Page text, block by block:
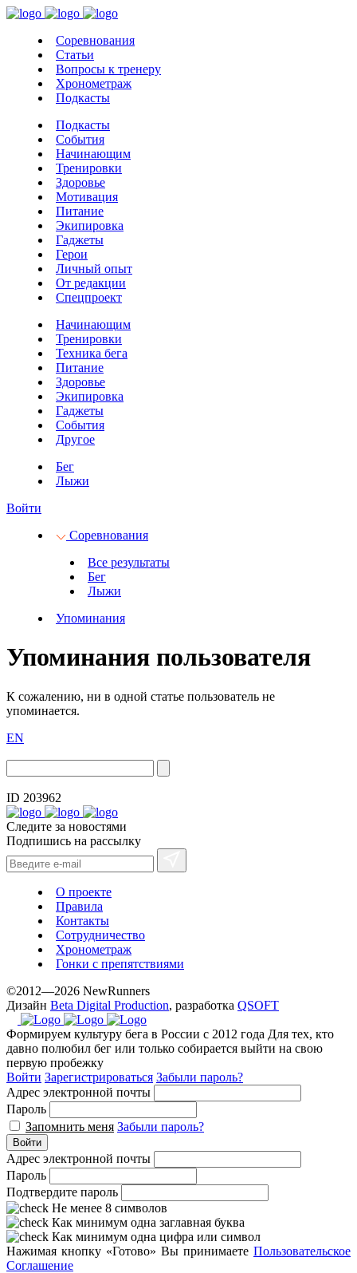
Соревнования
Статьи
Вопросы к тренеру
Хронометраж
Подкасты
Подкасты
События
Начинающим
Тренировки
Здоровье
Мотивация
Питание
Экипировка
Гаджеты
Герои
Личный опыт
От редакции
Спецпроект
Начинающим
Тренировки
Техника бега
Питание
Здоровье
Экипировка
Гаджеты
События
Другое
Бег
Лыжи
Войти
Соревнования
Все результаты
Бег
Лыжи
Упоминания
Упоминания пользователя
К сожалению, ни в одной статье пользователь не
упоминается.
EN
ID 203962
Следите за новостями
Подпишись на рассылку
О проекте
Правила
Контакты
Сотрудничество
Хронометраж
Гонки с препятствиями
©2012—2026 NewRunners
Дизайн Beta Digital Production, разработка QSOFT
Формируем культуру бега в России с 2012 года Для тех, кто
давно полюбил бег или только собирается выйти на свою
первую пробежку
Войти Зарегистрироваться Забыли пароль?
Адрес электронной почты
Пароль
Запомнить меня Забыли пароль?
Войти
Адрес электронной почты
Пароль
Подтвердите пароль
Не менее 8 символов
Как минимум одна заглавная буква
Как минимум одна цифра или символ
Нажимая кнопку «Готово» Вы принимаете Пользовательское
Соглашение